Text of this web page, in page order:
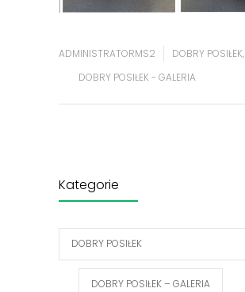
ADMINISTRATORMS2 DOBRY POSIŁEK,
DOBRY POSIŁEK - GALERIA
Kategorie
DOBRY POSIŁEK
DOBRY POSIŁEK – GALERIA